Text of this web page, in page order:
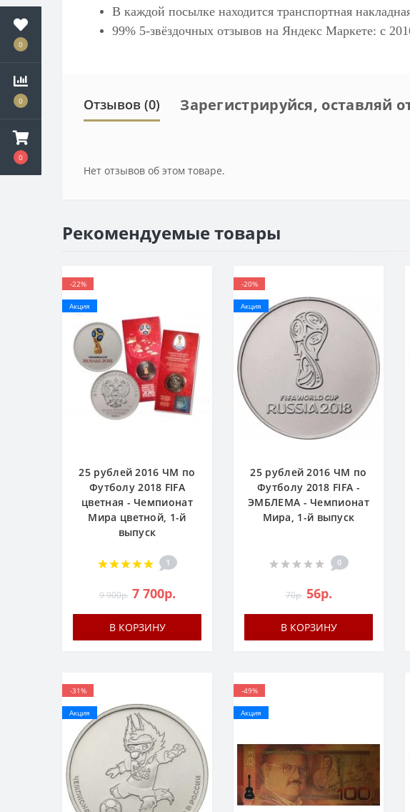
0
0
0
В каждой посылке находится транспортная
99% 5-звёздочных отзывов на Яндекс Маркете: с
Отзывов (0) Зарегистрируйся, оставляй
Нет отзывов об этом товаре.
Рекомендуемые товары
-22%
Акция
25 рублей 2016 ЧМ по
Футболу 2018 FIFA
цветная - Чемпионат
Мира цветной, 1-й
выпуск
1
9 900р. 7 700р.
В КОРЗИНУ
-20%
Акция
25 рублей 2016 ЧМ по
Футболу 2018 FIFA -
ЭМБЛЕМА - Чемпионат
Мира, 1-й выпуск
0
70р. 56р.
В КОРЗИНУ
-31%
Акция
-49%
Акция